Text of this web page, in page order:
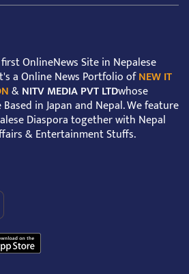
OnlineNews Site in Nepalese
a Online News Portfolio ofNEW IT
&NITV MEDIA PVT LTDwhose
in Japan and Nepal. We feature
Diaspora together with Nepal
& Entertainment Stuffs.